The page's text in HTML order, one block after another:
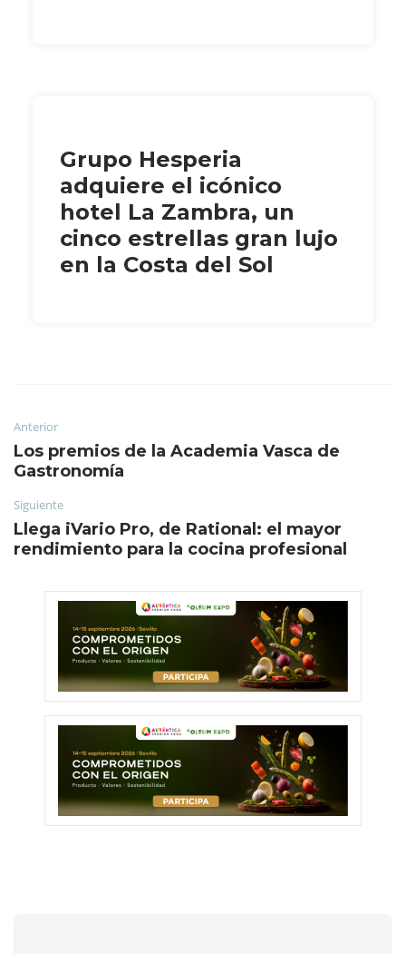
Grupo Hesperia
adquiere el icónico
hotel La Zambra, un
cinco estrellas gran lujo
en la Costa del Sol
Anterior
Los premios de la Academia Vasca de
Gastronomía
Siguiente
Llega iVario Pro, de Rational: el mayor
rendimiento para la cocina profesional